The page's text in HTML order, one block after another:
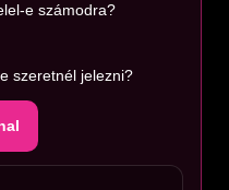
e számodra?
szeretnél jelezni?